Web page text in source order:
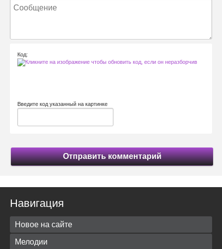
Код:
Введите код указанный на картинке
Отправить комментарий
Навигация
Новое на сайте
Мелодии